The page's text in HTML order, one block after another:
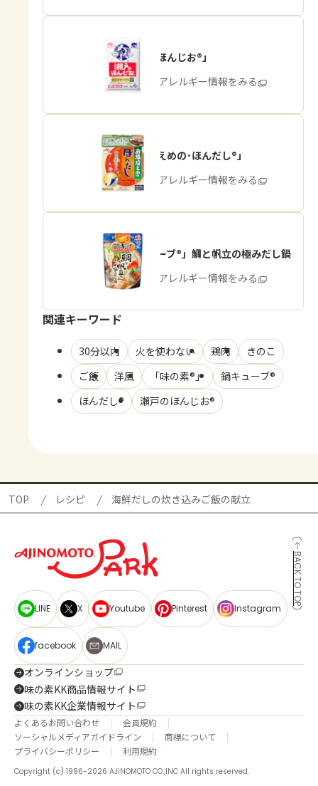
「瀬戸のほんじお®」
商品・アレルギー情報をみる
「お塩控えめの･ほんだし®」
商品・アレルギー情報をみる
「鍋キューブ®」鯛と帆立の極みだし鍋
商品・アレルギー情報をみる
関連キーワード
30分以内 火を使わない 鶏肉
きのこ
ご飯
洋風 「味の素®」
鍋キューブ®
ほんだし®
瀬戸のほんじお®
TOP レシピ 海鮮だしの炊き込みご飯の献立
BACK TO TOP
LINE X Youtube Pinterest Instagram
facebook MAIL
オンラインショップ
味の素KK商品情報サイト
味の素KK企業情報サイト
よくあるお問い合わせ
会員規約
ソーシャルメディアガイドライン
商標について
プライバシーポリシー
利用規約
Copyright (c) 1996-2026 AJINOMOTO CO.,INC All rights reserved.